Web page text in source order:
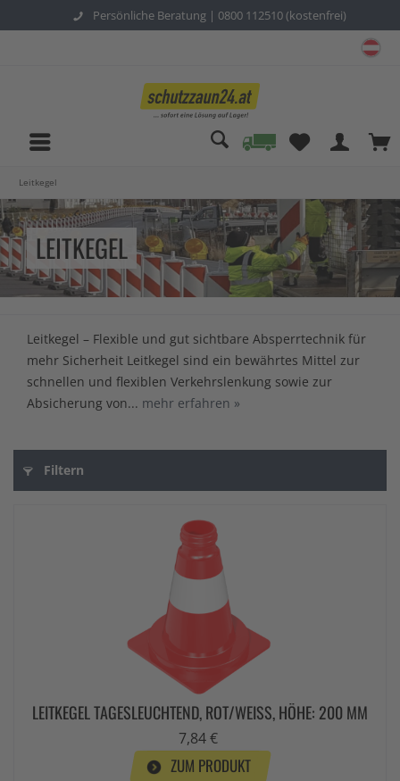
Persönliche Beratung | 0800 112510 (kostenfrei)
Leitkegel
LEITKEGEL
Leitkegel – Flexible und gut sichtbare Absperrtechnik für
mehr Sicherheit Leitkegel sind ein bewährtes Mittel zur
schnellen und flexiblen Verkehrslenkung sowie zur
Absicherung von... mehr erfahren »
Filtern
LEITKEGEL TAGESLEUCHTEND, ROT/WEISS, HÖHE: 200 MM
7,84 €
ZUM PRODUKT